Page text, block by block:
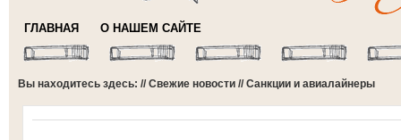
ГЛАВНАЯ О НАШЕМ САЙТЕ
Вы находитесь здесь: //Свежие новости // Санкции и авиалайнеры